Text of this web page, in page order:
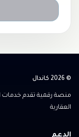
© 2026 كاندال
منصة رقمية تقدم خدمات
العقارية